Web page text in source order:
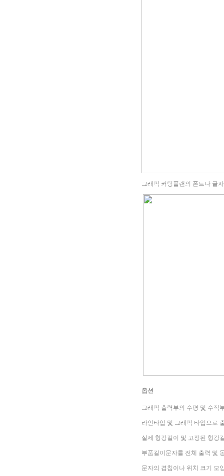
그래픽 커팅플랜의 폰트나 글
옵션
그래픽 출력부의 수평 및 수직
라인타입 및 그래픽 타입으로
실제 형강길이 및 고정된 형강
부품길이문자를 전체 출력 및
문자의 겹침이나 위치 크기 모